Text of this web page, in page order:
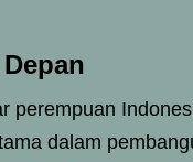
perempuan
dalam